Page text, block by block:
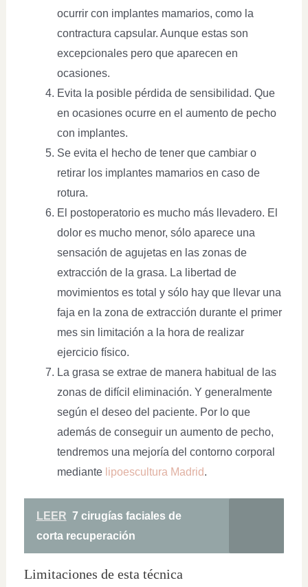
ocurrir con implantes mamarios, como la
contractura capsular. Aunque estas son
excepcionales pero que aparecen en
ocasiones.
Evita la posible pérdida de sensibilidad. Que
en ocasiones ocurre en el aumento de pecho
con implantes.
Se evita el hecho de tener que cambiar o
retirar los implantes mamarios en caso de
rotura.
El postoperatorio es mucho más llevadero. El
dolor es mucho menor, sólo aparece una
sensación de agujetas en las zonas de
extracción de la grasa. La libertad de
movimientos es total y sólo hay que llevar una
faja en la zona de extracción durante el primer
mes sin limitación a la hora de realizar
ejercicio físico.
La grasa se extrae de manera habitual de las
zonas de difícil eliminación. Y generalmente
según el deseo del paciente. Por lo que
además de conseguir un aumento de pecho,
tendremos una mejoría del contorno corporal
mediante lipoescultura Madrid.
LEER 7 cirugías faciales de
corta recuperación
Limitaciones de esta técnica